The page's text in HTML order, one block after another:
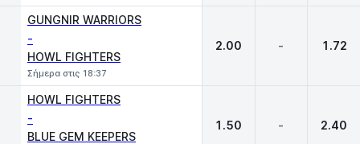
GUNGNIR WARRIORS
-
HOWL FIGHTERS
Σήμερα στις 18:37
2.00 - 1.72
HOWL FIGHTERS
-
BLUE GEM KEEPERS
1.50 - 2.40